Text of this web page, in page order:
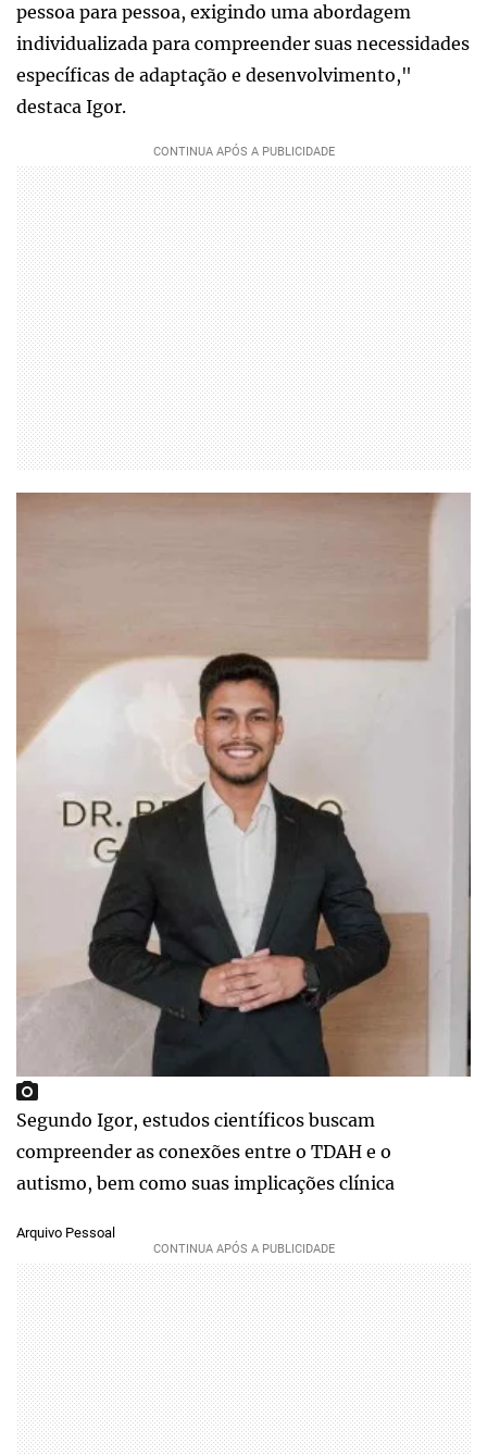
pessoa para pessoa, exigindo uma abordagem
individualizada para compreender suas necessidades
específicas de adaptação e desenvolvimento,"
destaca Igor.
Segundo Igor, estudos científicos buscam
compreender as conexões entre o TDAH e o
autismo, bem como suas implicações clínica
Arquivo Pessoal